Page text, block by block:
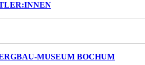
MUSEUM BOCHUM